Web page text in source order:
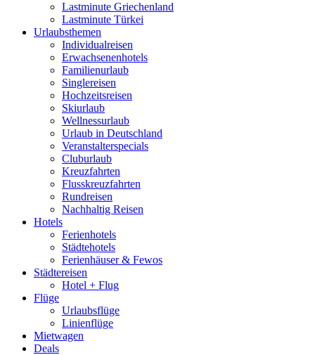
Lastminute Griechenland
Lastminute Türkei
Urlaubsthemen
Individualreisen
Erwachsenenhotels
Familienurlaub
Singlereisen
Hochzeitsreisen
Skiurlaub
Wellnessurlaub
Urlaub in Deutschland
Veranstalterspecials
Cluburlaub
Kreuzfahrten
Flusskreuzfahrten
Rundreisen
Nachhaltig Reisen
Hotels
Ferienhotels
Städtehotels
Ferienhäuser & Fewos
Städtereisen
Hotel + Flug
Flüge
Urlaubsflüge
Linienflüge
Mietwagen
Deals